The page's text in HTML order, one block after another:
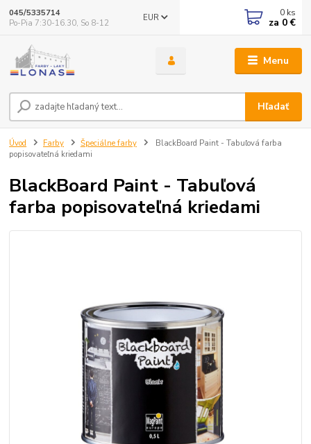
Menu
EUR
Hľadať
045/5335714
Po-Pia 7:30-16.30, So 8-12
0 ks
za 0 €
Úvod Farby Špeciálne farby
BlackBoard Paint - Tabuľová farba
popisovateľná kriedami
BlackBoard Paint - Tabuľová
farba popisovateľná kriedami